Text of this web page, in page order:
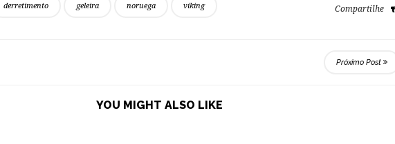
derretimento geleira noruega viking Compartilhe
Próximo Post
YOU MIGHT ALSO LIKE